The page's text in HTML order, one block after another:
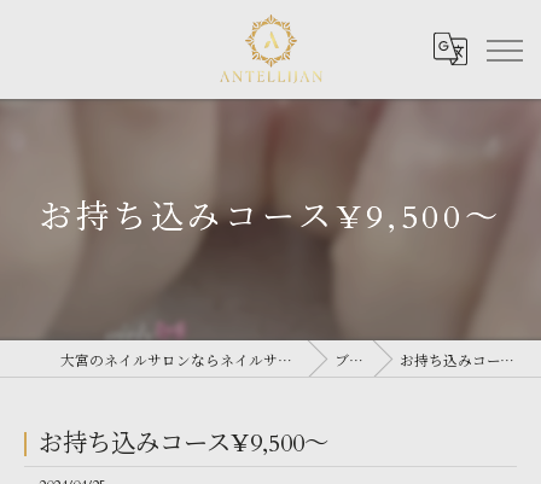
お持ち込みコース¥9,500〜
大宮のネイルサロンならネイルサロン Antellijan 大宮 ブログ お持ち込みコース¥9,500〜
お持ち込みコース¥9,500〜